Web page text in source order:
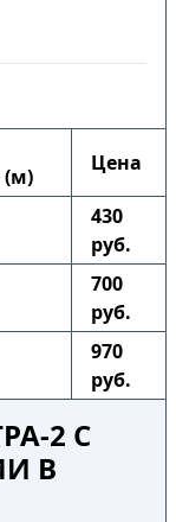
(м)
Цена
430
руб.
700
руб.
970
руб.
2 С
В